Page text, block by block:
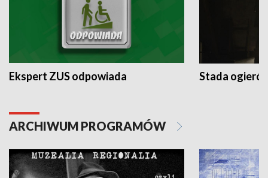
Ekspert ZUS odpowiada Stada
ARCHIWUM PROGRAMÓW